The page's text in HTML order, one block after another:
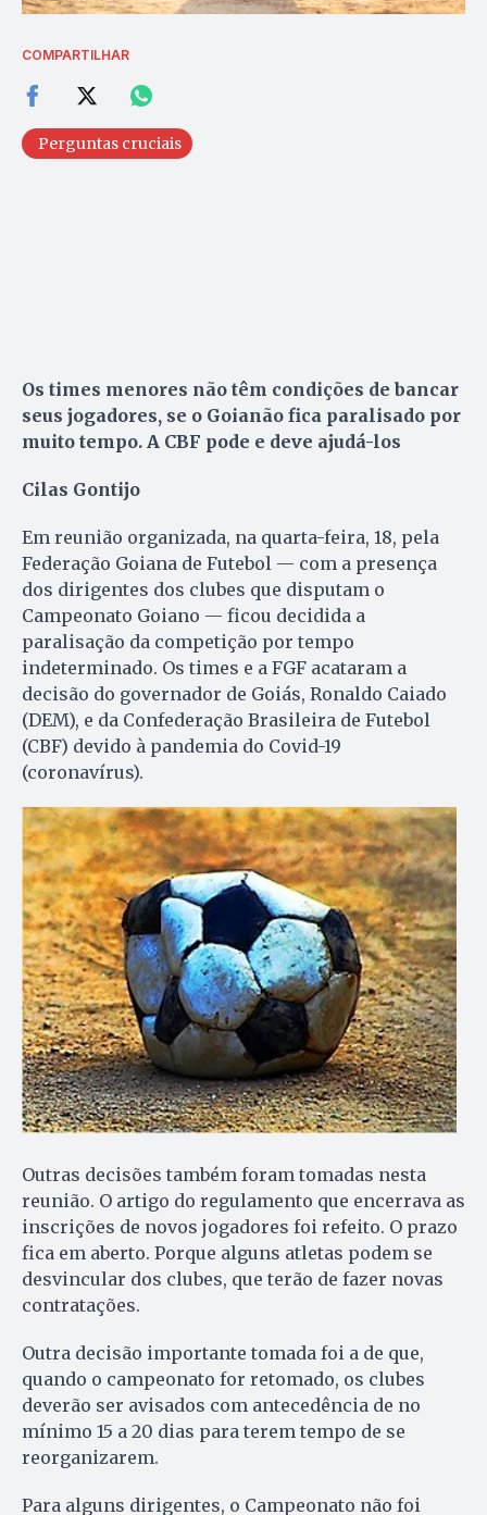
COMPARTILHAR
Perguntas cruciais
Os times menores não têm condições de bancar
seus jogadores, se o Goianão fica paralisado por
muito tempo. A CBF pode e deve ajudá-los
Cilas Gontijo
Em reunião organizada, na quarta-feira, 18, pela
Federação Goiana de Futebol — com a presença
dos dirigentes dos clubes que disputam o
Campeonato Goiano — ficou decidida a
paralisação da competição por tempo
indeterminado. Os times e a FGF acataram a
decisão do governador de Goiás, Ronaldo Caiado
(DEM), e da Confederação Brasileira de Futebol
(CBF) devido à pandemia do Covid-19
(coronavírus).
Outras decisões também foram tomadas nesta
reunião. O artigo do regulamento que encerrava as
inscrições de novos jogadores foi refeito. O prazo
fica em aberto. Porque alguns atletas podem se
desvincular dos clubes, que terão de fazer novas
contratações.
Outra decisão importante tomada foi a de que,
quando o campeonato for retomado, os clubes
deverão ser avisados com antecedência de no
mínimo 15 a 20 dias para terem tempo de se
reorganizarem.
Para alguns dirigentes, o Campeonato não foi